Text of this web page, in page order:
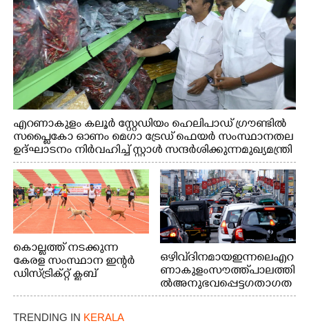
എറണാകുളം കലൂർ സ്റ്റേഡിയം ഹെലിപാഡ് ഗ്രൗണ്ടിൽ
സപ്ളൈകോ ഓണം മെഗാ ട്രേഡ് ഫെയർ സംസ്ഥാനതല
ഉദ്ഘാടനം നിർവഹിച്ച് സ്റ്റാൾ സന്ദർശിക്കുന്ന മുഖ്യമന്ത്രി
വി.ഡി. സതീശൻ. മന്ത്രി അനൂപ് ജേക്കബ് സമീപം
കൊല്ലത്ത് നടക്കുന്ന
കേരള സംസ്ഥാന ഇന്റർ
ഡിസ്ട്രിക്റ്റ് ക്ലബ്
ചാമ്പ്യൻഷിപ്പിൽ അണ്ടർ
20 ആൺകുട്ടികളുടെ 200
ഒഴിവ് ദിനമായ ഇന്നലെ എറ
ണാകുളം സൗത്ത് പാലത്തി
ൽ അനുഭവപ്പെട്ട ഗതാഗത
ക്കുരുക്ക്
TRENDING IN KERALA